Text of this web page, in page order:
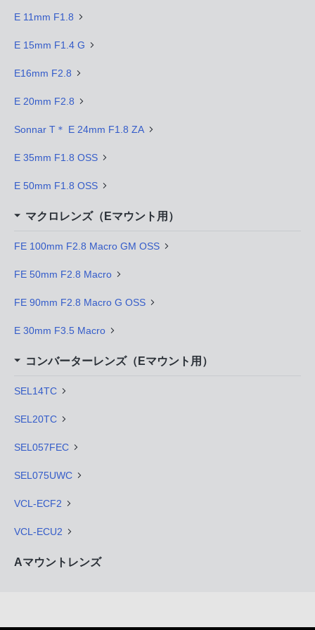
E 11mm F1.8
E 15mm F1.4 G
E16mm F2.8
E 20mm F2.8
Sonnar T＊ E 24mm F1.8 ZA
E 35mm F1.8 OSS
E 50mm F1.8 OSS
マクロレンズ（Eマウント用）
FE 100mm F2.8 Macro GM OSS
FE 50mm F2.8 Macro
FE 90mm F2.8 Macro G OSS
E 30mm F3.5 Macro
コンバーターレンズ（Eマウント用）
SEL14TC
SEL20TC
SEL057FEC
SEL075UWC
VCL-ECF2
VCL-ECU2
Aマウントレンズ